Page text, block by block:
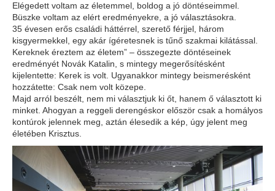
Elégedett voltam az életemmel, boldog a jó döntéseimmel.
Büszke voltam az elért eredményekre, a jó választásokra.
35 évesen erős családi háttérrel, szerető férjjel, három
kisgyermekkel, egy akár ígéretesnek is tűnő szakmai kilátással.
Kereknek éreztem az életem” – összegezte döntéseinek
eredményét Novák Katalin, s mintegy megerősítésként
kijelentette: Kerek is volt. Ugyanakkor mintegy beismerésként
hozzátette: Csak nem volt közepe.
Majd arról beszélt, nem mi választjuk ki őt, hanem ő választott ki
minket. Ahogyan a reggeli derengéskor először csak a homályos
kontúrok jelennek meg, aztán élesedik a kép, úgy jelent meg
életében Krisztus.